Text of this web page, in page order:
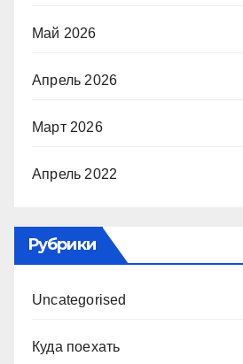
Май 2026
Апрель 2026
Март 2026
Апрель 2022
Рубрики
Uncategorised
Куда поехать